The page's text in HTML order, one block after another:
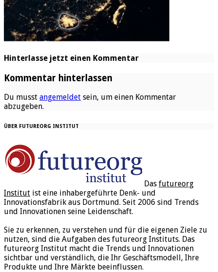
Hinterlasse jetzt einen Kommentar
Kommentar hinterlassen
Du musst angemeldet sein, um einen Kommentar
abzugeben.
ÜBER FUTUREORG INSTITUT
Das futureorg
Institut ist eine inhabergeführte Denk- und
Innovationsfabrik aus Dortmund. Seit 2006 sind Trends
und Innovationen seine Leidenschaft.
Sie zu erkennen, zu verstehen und für die eigenen Ziele zu
nutzen, sind die Aufgaben des futureorg Instituts. Das
futureorg Institut macht die Trends und Innovationen
sichtbar und verständlich, die Ihr Geschäftsmodell, Ihre
Produkte und Ihre Märkte beeinflussen.